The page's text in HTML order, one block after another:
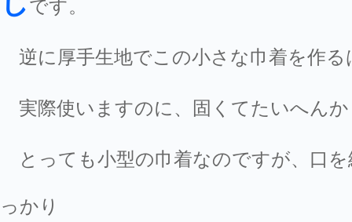
です。
逆に厚手生地でこの小さな巾着を作
実際使いますのに、固くてたいへん
とっても小型の巾着なのですが、口
っかり